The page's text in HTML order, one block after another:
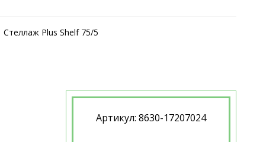
Стеллаж Plus Shelf 75/5
Артикул: 8630-17207024